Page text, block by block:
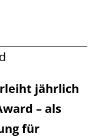
jährlich
– als
für